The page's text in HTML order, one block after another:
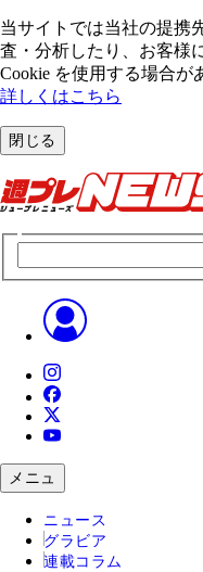
当サイトでは当社の提携
査・分析したり、お客様
Cookie を使⽤する場合が
詳しくはこちら
閉じる
メニュ
ニュース
グラビア
連載コラム